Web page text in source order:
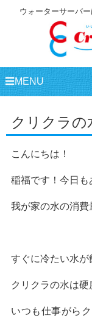
ウォーターサーバ
☰MENU
クリクラの
こんにちは！
稲福です！今日も
我が家の水の消
すぐに冷たい水
クリクラの水は硬
いつも仕事がら